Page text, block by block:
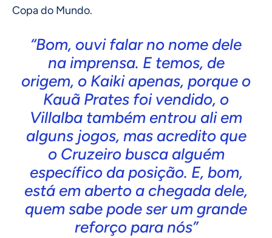
Copa do Mundo.
“Bom, ouvi falar no nome dele
na imprensa. E temos, de
origem, o Kaiki apenas, porque o
Kauã Prates foi vendido, o
Villalba também entrou ali em
alguns jogos, mas acredito que
o Cruzeiro busca alguém
específico da posição. E, bom,
está em aberto a chegada dele,
quem sabe pode ser um grande
reforço para nós”